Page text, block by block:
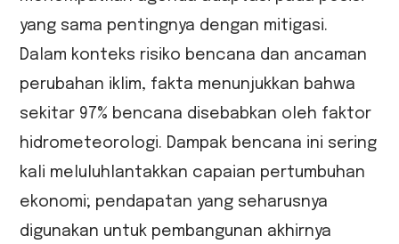
yang sama pentingnya dengan mitigasi.
Dalam konteks risiko bencana dan ancaman
perubahan iklim, fakta menunjukkan bahwa
sekitar 97% bencana disebabkan oleh faktor
hidrometeorologi. Dampak bencana ini sering
kali meluluhlantakkan capaian pertumbuhan
ekonomi; pendapatan yang seharusnya
digunakan untuk pembangunan akhirnya